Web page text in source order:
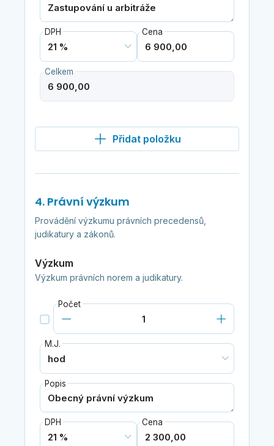
DPH Cena
Celkem
Přidat položku
4. Právní výzkum
Provádění výzkumu právních precedensů,
judikatury a zákonů.
Výzkum
Výzkum právních norem a judikatury.
Počet
M.J.
Popis
DPH Cena